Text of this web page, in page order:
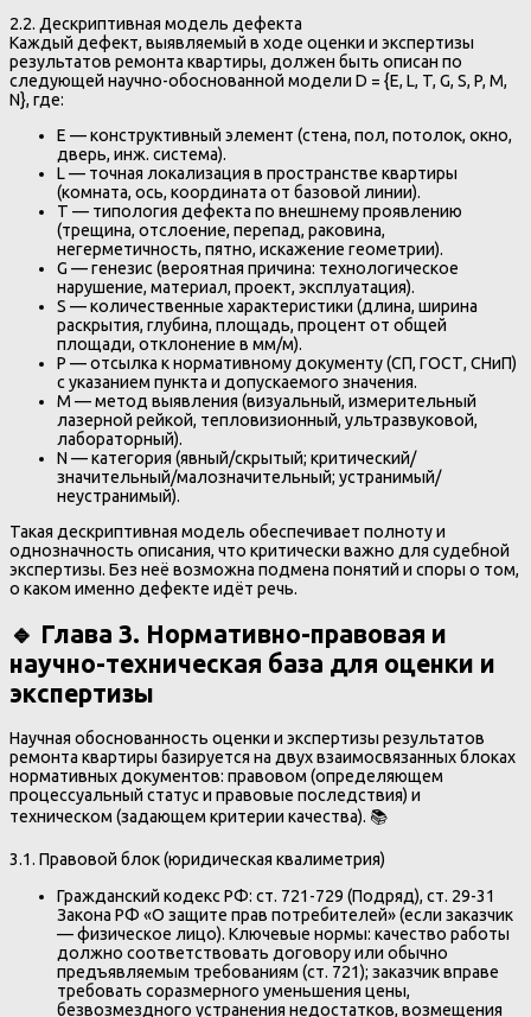
2.2. Дескриптивная модель дефекта
Каждый дефект, выявляемый в ходе оценки и экспертизы
результатов ремонта квартиры, должен быть описан по
следующей научно-обоснованной модели D = {E, L, T, G, S, P, M,
N}, где:
E — конструктивный элемент (стена, пол, потолок, окно,
дверь, инж. система).
L — точная локализация в пространстве квартиры
(комната, ось, координата от базовой линии).
T — типология дефекта по внешнему проявлению
(трещина, отслоение, перепад, раковина,
негерметичность, пятно, искажение геометрии).
G — генезис (вероятная причина: технологическое
нарушение, материал, проект, эксплуатация).
S — количественные характеристики (длина, ширина
раскрытия, глубина, площадь, процент от общей
площади, отклонение в мм/м).
P — отсылка к нормативному документу (СП, ГОСТ, СНиП)
с указанием пункта и допускаемого значения.
M — метод выявления (визуальный, измерительный
лазерной рейкой, тепловизионный, ультразвуковой,
лабораторный).
N — категория (явный/скрытый; критический/
значительный/малозначительный; устранимый/
неустранимый).
Такая дескриптивная модель обеспечивает полноту и
однозначность описания, что критически важно для судебной
экспертизы. Без неё возможна подмена понятий и споры о том,
о каком именно дефекте идёт речь.
🔹 Глава 3. Нормативно-правовая и
научно-техническая база для оценки и
экспертизы
Научная обоснованность оценки и экспертизы результатов
ремонта квартиры базируется на двух взаимосвязанных блоках
нормативных документов: правовом (определяющем
процессуальный статус и правовые последствия) и
техническом (задающем критерии качества). 📚
3.1. Правовой блок (юридическая квалиметрия)
Гражданский кодекс РФ: ст. 721-729 (Подряд), ст. 29-31
Закона РФ «О защите прав потребителей» (если заказчик
— физическое лицо). Ключевые нормы: качество работы
должно соответствовать договору или обычно
предъявляемым требованиям (ст. 721); заказчик вправе
требовать соразмерного уменьшения цены,
безвозмездного устранения недостатков, возмещения